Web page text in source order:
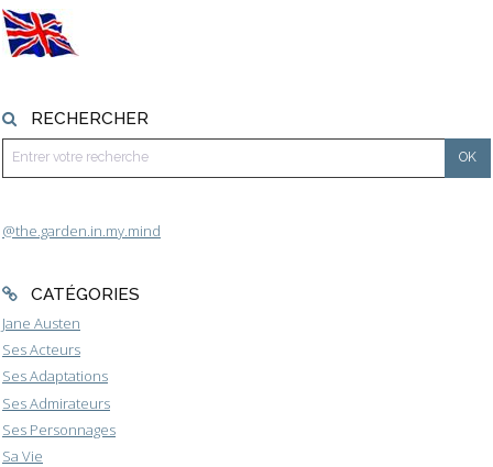
RECHERCHER
@the.garden.in.my.mind
CATÉGORIES
Jane Austen
Ses Acteurs
Ses Adaptations
Ses Admirateurs
Ses Personnages
Sa Vie